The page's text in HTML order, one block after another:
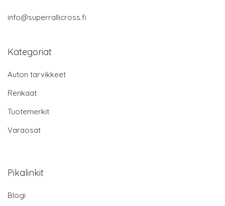
info@superrallicross.fi
Kategoriat
Auton tarvikkeet
Renkaat
Tuotemerkit
Varaosat
Pikalinkit
Blogi